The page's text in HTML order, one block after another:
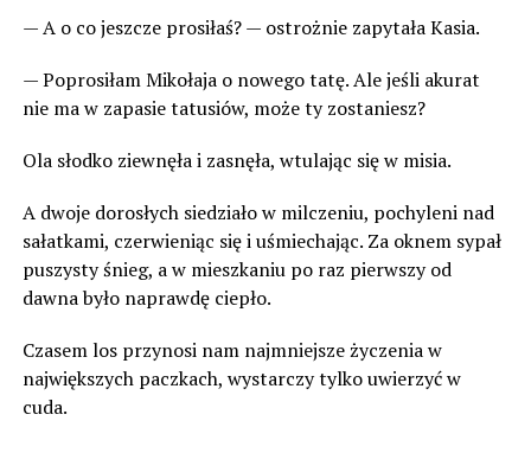
— A o co jeszcze prosiłaś? — ostrożnie zapytała Kasia.
— Poprosiłam Mikołaja o nowego tatę. Ale jeśli akurat
nie ma w zapasie tatusiów, może ty zostaniesz?
Ola słodko ziewnęła i zasnęła, wtulając się w misia.
A dwoje dorosłych siedziało w milczeniu, pochyleni nad
sałatkami, czerwieniąc się i uśmiechając. Za oknem sypał
puszysty śnieg, a w mieszkaniu po raz pierwszy od
dawna było naprawdę ciepło.
Czasem los przynosi nam najmniejsze życzenia w
największych paczkach, wystarczy tylko uwierzyć w
cuda.